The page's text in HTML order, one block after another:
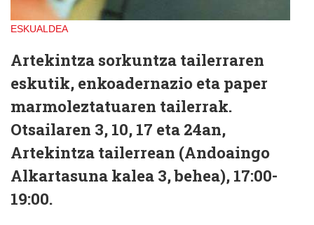
ESKUALDEA
Artekintza sorkuntza tailerraren
eskutik, enkoadernazio eta paper
marmoleztatuaren tailerrak.
Otsailaren 3, 10, 17 eta 24an,
Artekintza tailerrean (Andoaingo
Alkartasuna kalea 3, behea), 17:00-
19:00.